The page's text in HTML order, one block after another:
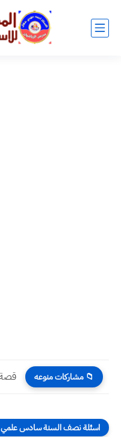
📁 مشاركات منوعه
اسئلة نصف السنة سادس علمي